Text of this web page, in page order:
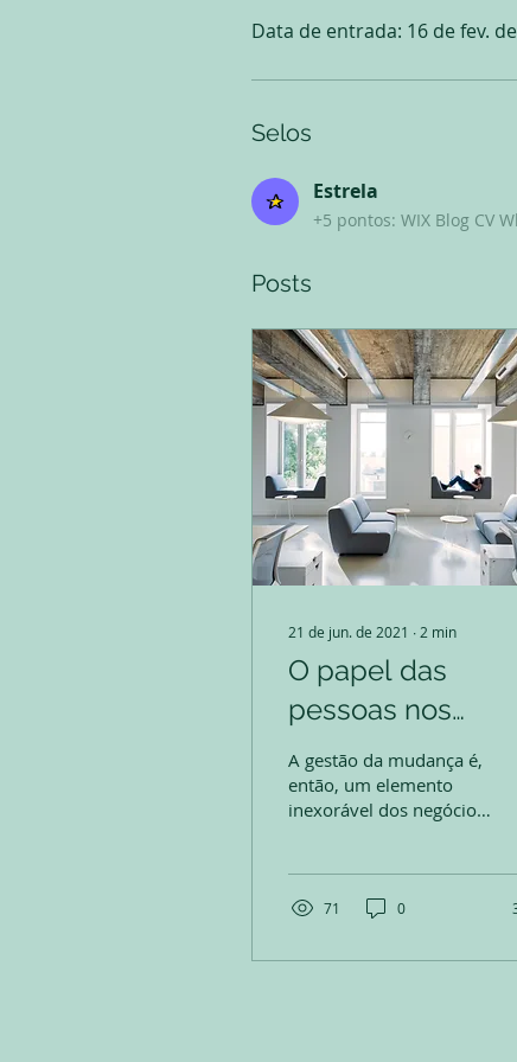
Data de entrada: 16 de fev.
Selos
Estrela
+5 pontos: WIX Blog CV
Posts
21 de jun. de 2021 ∙ 2 min
O papel das
pessoas nos
processos de
mudança
A gestão da mudança é,
então, um elemento
inexorável dos negócios,
precisa...
71 0